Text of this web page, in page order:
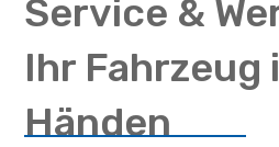
Service &
Ihr Fahrzeug
Händen